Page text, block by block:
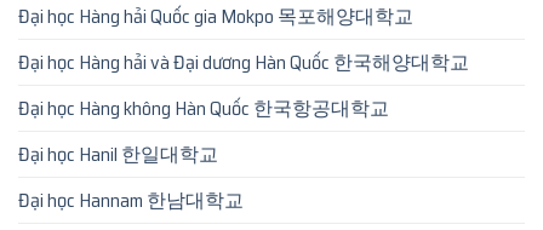
Đại học Hàng hải Quốc gia Mokpo 목포해양대학교
Đại học Hàng hải và Đại dương Hàn Quốc 한국해양대학교
Đại học Hàng không Hàn Quốc 한국항공대학교
Đại học Hanil 한일대학교
Đại học Hannam 한남대학교